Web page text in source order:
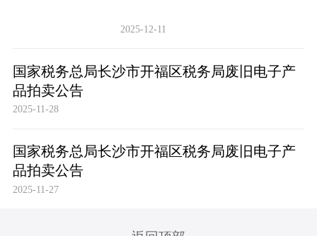
2025-12-11
国家税务总局长沙市开福区税务局废旧电子产
品拍卖公告
2025-11-28
国家税务总局长沙市开福区税务局废旧电子产
品拍卖公告
2025-11-27